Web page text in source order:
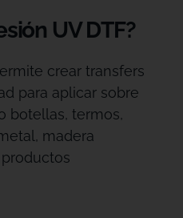
UV DTF?
crear transfers
para aplicar sobre
botellas, termos,
madera